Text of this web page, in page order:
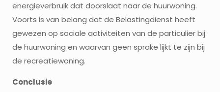
energieverbruik dat doorslaat naar de huurwoning.
Voorts is van belang dat de Belastingdienst heeft
gewezen op sociale activiteiten van de particulier bij
de huurwoning en waarvan geen sprake lijkt te zijn bij
de recreatiewoning.
Conclusie